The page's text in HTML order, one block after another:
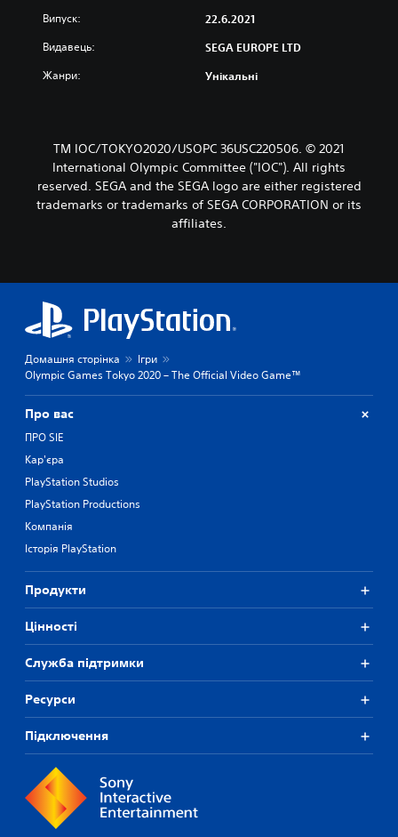
Випуск: 22.6.2021
Видавець: SEGA EUROPE LTD
Жанри: Унікальні
TM IOC/TOKYO2020/USOPC 36USC220506. © 2021
International Olympic Committee ("IOC"). All rights
reserved. SEGA and the SEGA logo are either registered
trademarks or trademarks of SEGA CORPORATION or its
affiliates.
Домашня сторінка
Ігри
Olympic Games Tokyo 2020 – The Official Video Game™
Про вас
ПРО SIE
Кар'єра
PlayStation Studios
PlayStation Productions
Компанія
Історія PlayStation
Продукти
Цiнностi
Служба підтримки
Ресурси
Підключення